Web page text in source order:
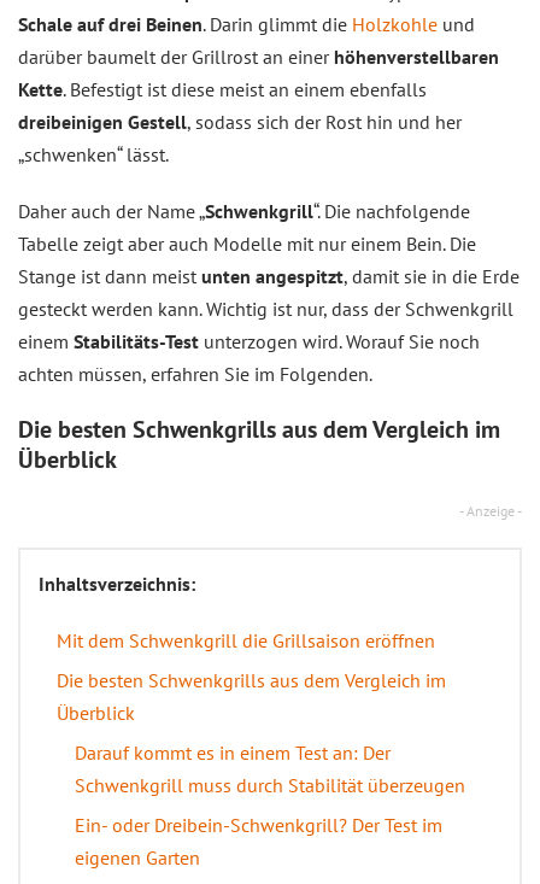
Schale auf drei Beinen. Darin glimmt die Holzkohle und
darüber baumelt der Grillrost an einer höhenverstellbaren
Kette. Befestigt ist diese meist an einem ebenfalls
dreibeinigen Gestell, sodass sich der Rost hin und her
„schwenken“ lässt.
Daher auch der Name „Schwenkgrill“. Die nachfolgende
Tabelle zeigt aber auch Modelle mit nur einem Bein. Die
Stange ist dann meist unten angespitzt, damit sie in die Erde
gesteckt werden kann. Wichtig ist nur, dass der Schwenkgrill
einem Stabilitäts-Test unterzogen wird. Worauf Sie noch
achten müssen, erfahren Sie im Folgenden.
Die besten Schwenkgrills aus demVergleich im
Überblick
- Anzeige -
Inhaltsverzeichnis:
Mit dem Schwenkgrill die Grillsaison eröffnen
Die besten Schwenkgrills aus dem Vergleich im
Überblick
Darauf kommt es in einem Test an: Der
Schwenkgrill muss durch Stabilität überzeugen
Ein- oder Dreibein-Schwenkgrill? Der Test im
eigenen Garten